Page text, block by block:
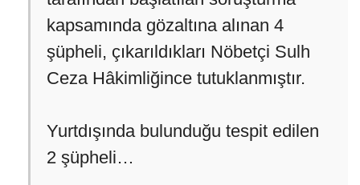
kapsamında gözaltına alınan 4
şüpheli, çıkarıldıkları Nöbetçi Sulh
Ceza Hâkimliğince tutuklanmıştır.
Yurtdışında bulunduğu tespit edilen
2 şüpheli…